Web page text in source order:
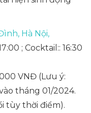
Hà Nội,
; Cocktail:: 16:30
VNĐ (Lưu ý:
tháng 01/2024.
tùy thời điểm).